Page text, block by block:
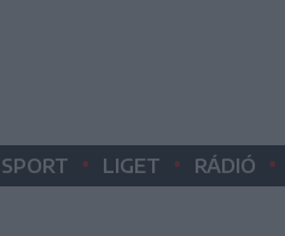
SPORT • LIGET • RÁDIÓ •